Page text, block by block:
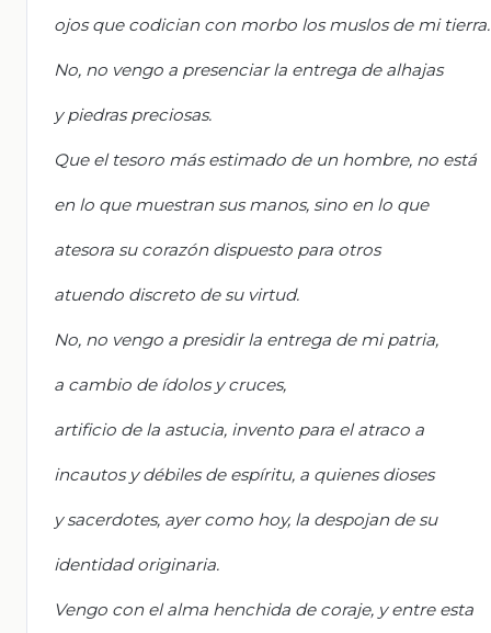
ojos que codician con morbo los muslos de mi tierra.
No, no vengo a presenciar la entrega de alhajas
y piedras preciosas.
Que el tesoro más estimado de un hombre, no está
en lo que muestran sus manos, sino en lo que
atesora su corazón dispuesto para otros
atuendo discreto de su virtud.
No, no vengo a presidir la entrega de mi patria,
a cambio de ídolos y cruces,
artificio de la astucia, invento para el atraco a
incautos y débiles de espíritu, a quienes dioses
y sacerdotes, ayer como hoy, la despojan de su
identidad originaria.
Vengo con el alma henchida de coraje, y entre esta